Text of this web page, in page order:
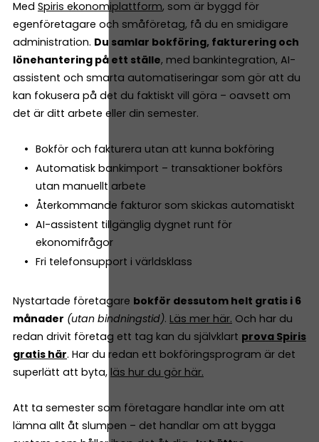
Med Spiris ekonomiplattform, som är byggd för
egenföretagare och småföretag, få du en smidigare
administration. Du samlar bokföring, fakturering och
lönehantering på ett ställe, med bankintegration, AI-
assistent och smarta automatiseringar som gör att du
kan fokusera på det du faktiskt vill göra – oavsett om
det är ditt arbete eller din semester.
Bokför och fakturera utan att kunna bokföring
Automatisk bankimport – transaktioner bokförs
utan manuellt arbete
Återkommande fakturor som skickas automatiskt
AI-assistent tillgänglig dygnet runt för
ekonomifrågor
Fri telefonsupport i världsklass
Nystartade företagare bokför dessutom helt gratis i 6
månader (utan bindningstid). Läs mer här. Och har du
redan drivit företag ett tag kan du självklart prova Spiris
gratis här. Har du redan ett bokföringsprogram är det
superlätt att byta, läs hur du gör här.
Att ta semester som företagare handlar inte om att
lämna allt åt slumpen – det handlar om att bygga